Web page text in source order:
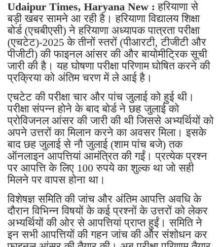
Udaipur Times, Haryana New :हरियाणा से
बड़ी खबर सामने आ रही है। हरियाणा विद्यालय शिक्षा
बोर्ड (एचबीएसी) ने हरियाणा अध्यापक पात्रता परीक्षा
(एचटेट)-2025 के तीनों स्तरों (पीआरटी, टीजीटी और
पीजीटी) की फाइनल आंसर की और बायोमीट्रिक सूची
जारी की है। यह घोषणा परीक्षा परिणाम घोषित करने की
प्रक्रिया को अंतिम चरण में ले आई है।
एचटेट की परीक्षा चार और पांच जुलाई को हुई थी।
परीक्षा संपन्न होने के बाद बोर्ड ने छह जुलाई को
प्रोविजनल आंसर की जारी की थी जिससे अभ्यर्थियों को
अपने उत्तरों का मिलान करने का अवसर मिला। इसके
बाद छह जुलाई से नौ जुलाई (शाम पांच बजे) तक
ऑनलाइन आपत्तियां आमंत्रित की गईं। प्रत्येक प्रश्न
पर आपत्ति के लिए 100 रुपये का शुल्क था जो सही
मिलने पर वापस होना था।
विशेषज्ञ समिति की जांच और अंतिम आपत्ति अवधि के
दौरान विभिन्न विषयों के कई प्रश्नों के उत्तरों को लेकर
अभ्यर्थियों की ओर से आपत्तियां प्राप्त हुईं। समिति ने
इन सभी आपत्तियों की गहन जांच की और संशोधन कर